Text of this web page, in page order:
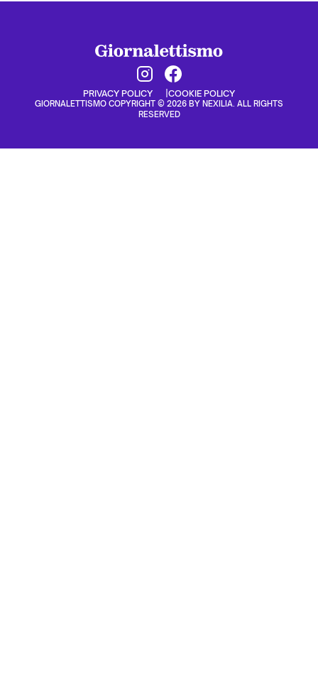
PRIVACY POLICY COOKIE POLICY
GIORNALETTISMO COPYRIGHT © 2026 BY NEXILIA. ALL RIGHTS
RESERVED